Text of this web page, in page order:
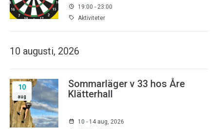
19:00 - 23:00
Aktiviteter
10 augusti, 2026
10
aug
Sommarläger v 33 hos Åre
Klätterhall
10 - 14 aug, 2026